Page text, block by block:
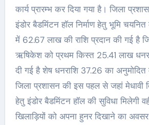
कार्य प्रारम्भ कर दिया गया है। जिला
इंडोर बैडमिंटन हॉल निर्माण हेतु भूमि
में 62.67 लाख की राशि प्रदान की गई है
ऋषिकेश को प्रथम किस्त 25.41 लाख
दी गई है शेष धनराशि 37.26 का
जिला प्रशासन की इस पहल से जहां मेधावी
हेतु इंडोर बैडमिंटन हॉल की सुविधा मिलेगी
खिलाड़ियों को अपना हुनर दिखाने का